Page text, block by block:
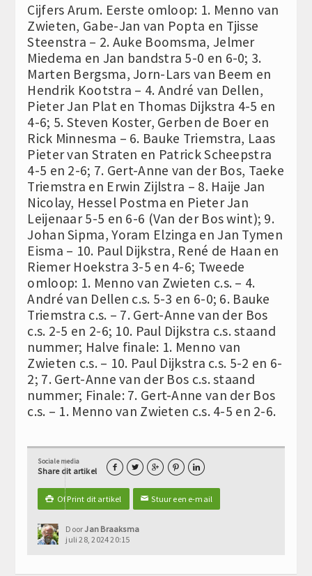
Cijfers Arum. Eerste omloop: 1. Menno van
Zwieten, Gabe-Jan van Popta en Tjisse
Steenstra – 2. Auke Boomsma, Jelmer
Miedema en Jan bandstra 5-0 en 6-0; 3.
Marten Bergsma, Jorn-Lars van Beem en
Hendrik Kootstra – 4. André van Dellen,
Pieter Jan Plat en Thomas Dijkstra 4-5 en
4-6; 5. Steven Koster, Gerben de Boer en
Rick Minnesma – 6. Bauke Triemstra, Laas
Pieter van Straten en Patrick Scheepstra
4-5 en 2-6; 7. Gert-Anne van der Bos, Taeke
Triemstra en Erwin Zijlstra – 8. Haije Jan
Nicolay, Hessel Postma en Pieter Jan
Leijenaar 5-5 en 6-6 (Van der Bos wint); 9.
Johan Sipma, Yoram Elzinga en Jan Tymen
Eisma – 10. Paul Dijkstra, René de Haan en
Riemer Hoekstra 3-5 en 4-6; Tweede
omloop: 1. Menno van Zwieten c.s. – 4.
André van Dellen c.s. 5-3 en 6-0; 6. Bauke
Triemstra c.s. – 7. Gert-Anne van der Bos
c.s. 2-5 en 2-6; 10. Paul Dijkstra c.s. staand
nummer; Halve finale: 1. Menno van
Zwieten c.s. – 10. Paul Dijkstra c.s. 5-2 en 6-
2; 7. Gert-Anne van der Bos c.s. staand
nummer; Finale: 7. Gert-Anne van der Bos
c.s. – 1. Menno van Zwieten c.s. 4-5 en 2-6.
Sociale media
Share dit artikel     
 Of Print dit artikel ✉Stuur een e-mail
DoorJan Braaksma
juli 28, 2024 20:15